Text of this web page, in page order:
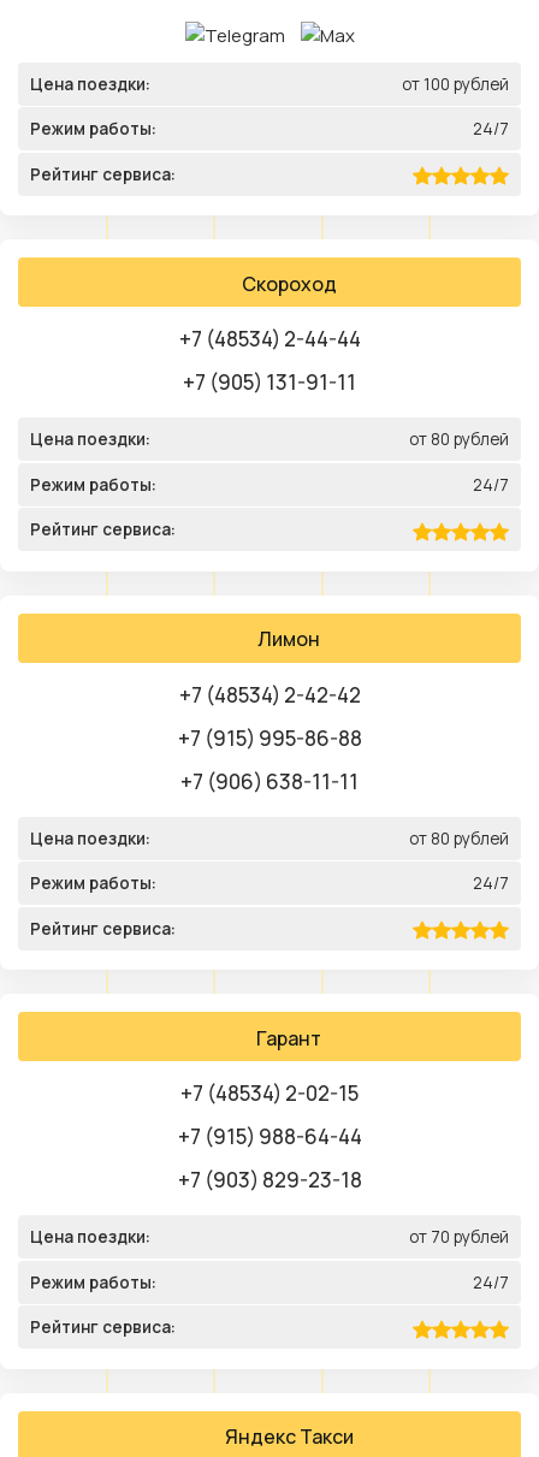
Цена поездки: от 100 рублей
Режим работы: 24/7
Рейтинг сервиса:
Скороход
+7 (48534) 2-44-44
+7 (905) 131-91-11
Цена поездки: от 80 рублей
Режим работы: 24/7
Рейтинг сервиса:
Лимон
+7 (48534) 2-42-42
+7 (915) 995-86-88
+7 (906) 638-11-11
Цена поездки: от 80 рублей
Режим работы: 24/7
Рейтинг сервиса:
Гарант
+7 (48534) 2-02-15
+7 (915) 988-64-44
+7 (903) 829-23-18
Цена поездки: от 70 рублей
Режим работы: 24/7
Рейтинг сервиса:
Яндекс Такси